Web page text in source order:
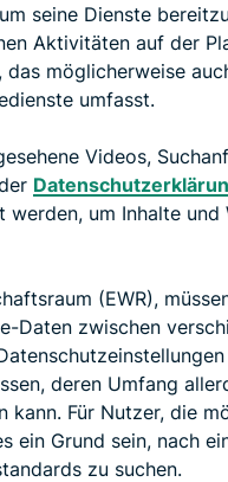
seine Dienste
Aktivitäten auf der
möglicherweise
umfasst.
Videos,
um Inhalte und
(EWR),
Daten zwischen
deren Umfang
kann. Für Nutzer, die
ein Grund sein, nach
zu suchen.